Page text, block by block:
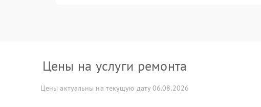
Цены на услуги ремонта
Цены актуальны на текущую дату 06.08.2026